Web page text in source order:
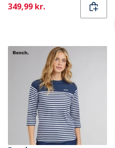
Current
349,99 kr.